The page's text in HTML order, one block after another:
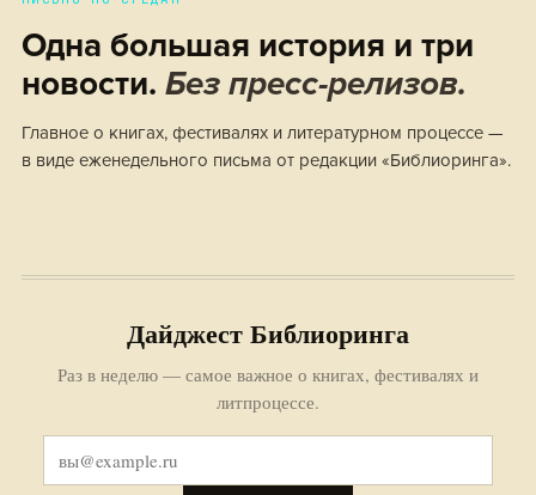
Одна большая история и три
новости. Без пресс-релизов.
Главное о книгах, фестивалях и литературном процессе —
в виде еженедельного письма от редакции «Библиоринга».
Дайджест Библиоринга
Раз в неделю — самое важное о книгах, фестивалях и
литпроцессе.